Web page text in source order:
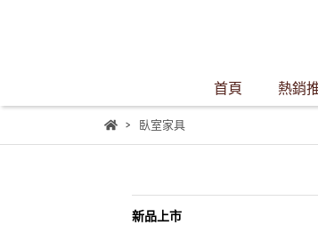
首頁 熱銷
臥室家具
新品上市